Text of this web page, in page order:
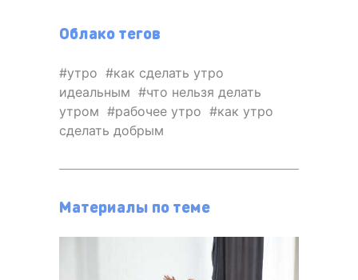
Облако тегов
утро
как сделать утро
идеальным
что нельзя делать
утром
рабочее утро
как утро
сделать добрым
Материалы по теме